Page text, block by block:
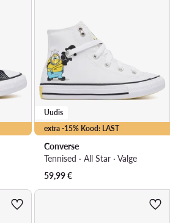
extra -15% Kood: LAST
Uudis
Converse
Tennised · All Star · Valge
59,99€